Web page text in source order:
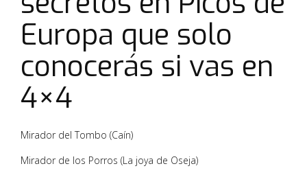
Europa que solo
conocerás si vas en
4×4
Mirador del Tombo (Caín)
Mirador de los Porros (La joya de Oseja)